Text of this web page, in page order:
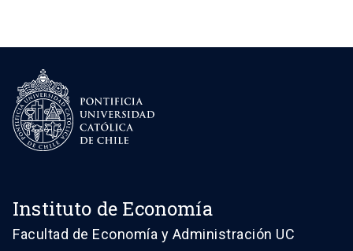
Instituto de Economía
Facultad de Economía y Administración UC